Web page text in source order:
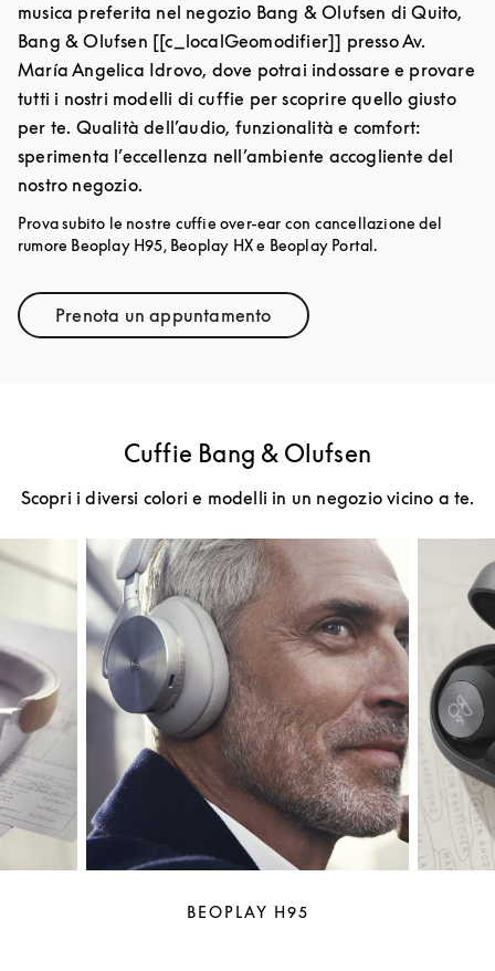
musica preferita nel negozio Bang & Olufsen di Quito,
Bang & Olufsen [[c_localGeomodifier]] presso Av.
María Angelica Idrovo, dove potrai indossare e provare
tutti i nostri modelli di cuffie per scoprire quello giusto
per te. Qualità dell’audio, funzionalità e comfort:
sperimenta l’eccellenza nell’ambiente accogliente del
nostro negozio.
Prova subito le nostre cuffie over-ear con cancellazione del
rumore Beoplay H95, Beoplay HX e Beoplay Portal.
Prenota un appuntamento
Link Opens in New Tab
Cuffie Bang & Olufsen
Scopri i diversi colori e modelli in un negozio vicino a te.
BEOPLAY H95